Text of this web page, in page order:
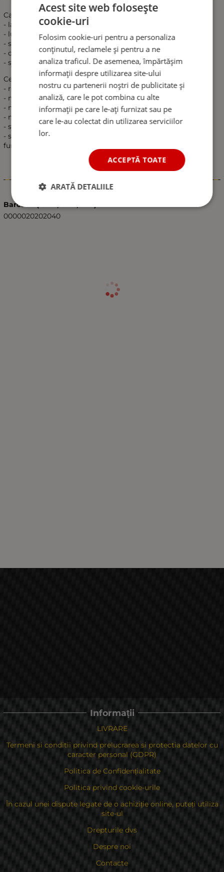
Caracteristici:
- latime de banda de 70 mm
- lungimea coarda 3 m
- sarcina pana la 8 t
- carlige de otel off la fiecare capat
- sac de stocare
Cerere:
- remorcare de autoturisme, 4x4, masini agricole, camioane
- nu utilizati masini in exces de greutate de opt tone
- nu utilizati pe traseele rutiere
- nu utilizati dupa reparatie
- sa fie franghie intinsa incet, nu brusc
- sa fie verificate periodic pentru daunele de a mentine
functionalitatea
Barcode (ISBN, UPC, etc.)
0000020202040
Informații
LIVRARE
Termeni si conditii privind prelucrarea si protectia datelor cu
caracter personal (GDPR)
Politica de Confidențialitate
Politica privind cookie-urile
În cazul unei dispute legate de o achiziție online, puteți utiliza
site-ul
Drepturile dvs
Despre noi
Contacte
Acest site web folosește
cookie-uri
Folosim cookie-uri pentru a personaliza
conținutul, reclamele și pentru a ne
analiza traficul. De asemenea, împărtășim
informații despre utilizarea site-ului
nostru cu partenerii noștri de publicitate și
analiză, care le pot combina cu alte
informații pe care le-ați furnizat sau pe
care le-au colectat din utilizarea serviciilor
lor.
ACCEPTĂ TOATE
ARATĂ DETALIILE